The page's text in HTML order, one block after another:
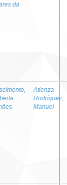
da
Atienza
Rodríguez,
Manuel